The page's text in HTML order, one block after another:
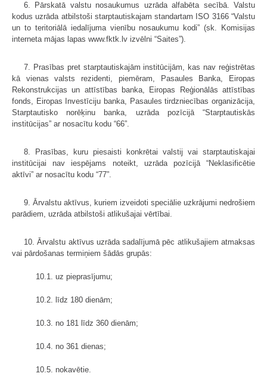
6. Pārskatā valstu nosaukumus uzrāda alfabēta secībā. Valstu
kodus uzrāda atbilstoši starptautiskajam standartam ISO 3166 “Valstu
un to teritoriālā iedalījuma vienību nosaukumu kodi” (sk. Komisijas
interneta mājas lapas www.fktk.lv izvēlni “Saites”).
7. Prasības pret starptautiskajām institūcijām, kas nav reģistrētas
kā vienas valsts rezidenti, piemēram, Pasaules Banka, Eiropas
Rekonstrukcijas un attīstības banka, Eiropas Reģionālās attīstības
fonds, Eiropas Investīciju banka, Pasaules tirdzniecības organizācija,
Starptautisko norēķinu banka, uzrāda pozīcijā “Starptautiskās
institūcijas” ar nosacītu kodu “66”.
8. Prasības, kuru piesaisti konkrētai valstij vai starptautiskajai
institūcijai nav iespējams noteikt, uzrāda pozīcijā “Neklasificētie
aktīvi” ar nosacītu kodu “77”.
9. Ārvalstu aktīvus, kuriem izveidoti speciālie uzkrājumi nedrošiem
parādiem, uzrāda atbilstoši atlikušajai vērtībai.
10. Ārvalstu aktīvus uzrāda sadalījumā pēc atlikušajiem atmaksas
vai pārdošanas termiņiem šādās grupās:
10.1. uz pieprasījumu;
10.2. līdz 180 dienām;
10.3. no 181 līdz 360 dienām;
10.4. no 361 dienas;
10.5. nokavētie.